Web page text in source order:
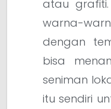
atau
warna-
dengan
bisa
seniman
itu sendiri